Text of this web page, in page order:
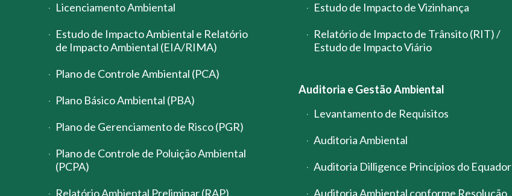
Licenciamento Ambiental
Estudo de Impacto Ambiental e Relatório
de Impacto Ambiental (EIA/RIMA)
Plano de Controle Ambiental (PCA)
Plano Básico Ambiental (PBA)
Plano de Gerenciamento de Risco (PGR)
Plano de Controle de Poluição Ambiental
(PCPA)
Relatório Ambiental Preliminar (RAP)
Estudo de Impacto de Vizinhança
Relatório de Impacto de Trânsito (RIT) /
Estudo de Impacto Viário
Auditoria e Gestão Ambiental
Levantamento de Requisitos
Auditoria Ambiental
Auditoria Dilligence Princípios do Equador
Auditoria Ambiental conforme Resolução